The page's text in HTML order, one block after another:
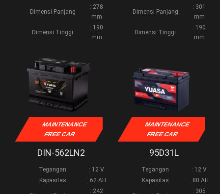
Dimensi Panjang
: 278
mm
Dimensi Tinggi
: 190
mm
Dimensi Panjang
: 301
mm
Dimensi Tinggi
: 190
mm
MAINTENANCE
FREE CAR
DIN-562LN2
Tegangan
: 12 V
Kapasitas
: 62 AH
: 242
MAINTENANCE
FREE CAR
95D31L
Tegangan
: 12 V
Kapasitas
: 80 AH
: 305